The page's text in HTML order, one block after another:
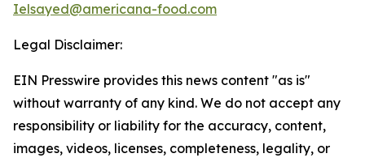
Ielsayed@americana-food.com
Legal Disclaimer:
EIN Presswire provides this news content "as is"
without warranty of any kind. We do not accept any
responsibility or liability for the accuracy, content,
images, videos, licenses, completeness, legality, or